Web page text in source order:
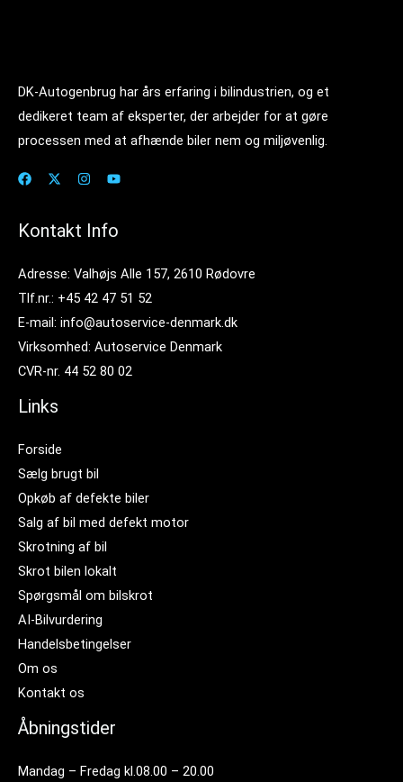
DK-Autogenbrug har års erfaring i bilindustrien, og et
dedikeret team af eksperter, der arbejder for at gøre
processen med at afhænde biler nem og miljøvenlig.
Kontakt Info
Adresse: Valhøjs Alle 157, 2610 Rødovre
Tlf.nr.: +45 42 47 51 52
E-mail: info@autoservice-denmark.dk
Virksomhed: Autoservice Denmark
CVR-nr. 44 52 80 02
Links
Forside
Sælg brugt bil
Opkøb af defekte biler
Salg af bil med defekt motor
Skrotning af bil
Skrot bilen lokalt
Spørgsmål om bilskrot
AI-Bilvurdering
Handelsbetingelser
Om os
Kontakt os
Åbningstider
Mandag – Fredag kl.08.00 – 20.00